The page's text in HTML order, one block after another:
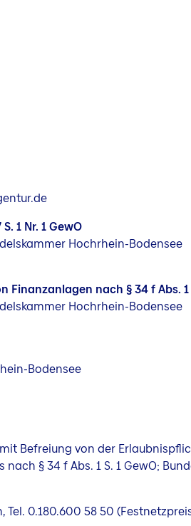
1 Nr. 1 GewO
Hochrhein-Bodensee
nach § 34 f Abs. 1
Hochrhein-Bodensee
Bodensee
Befreiung von der
§ 34 f Abs. 1 S. 1 GewO;
Tel. 0.180.600 58 50